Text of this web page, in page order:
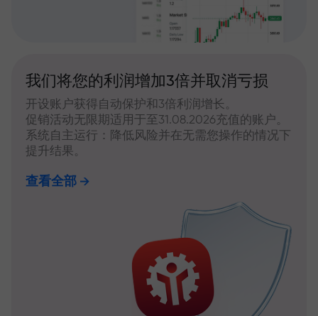
我们将您的利润增加3倍并取消亏损
开设账户获得自动保护和3倍利润增长。
促销活动无限期适用于至31.08.2026充值的账户。
系统自主运行：降低风险并在无需您操作的情况下
提升结果。
查看全部